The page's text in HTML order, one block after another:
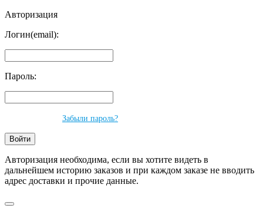
Авторизация
Логин(email):
Пароль:
Забыли пароль?
Авторизация необходима, если вы хотите видеть в
дальнейшем историю заказов и при каждом заказе не вводить
адрес доставки и прочие данные.